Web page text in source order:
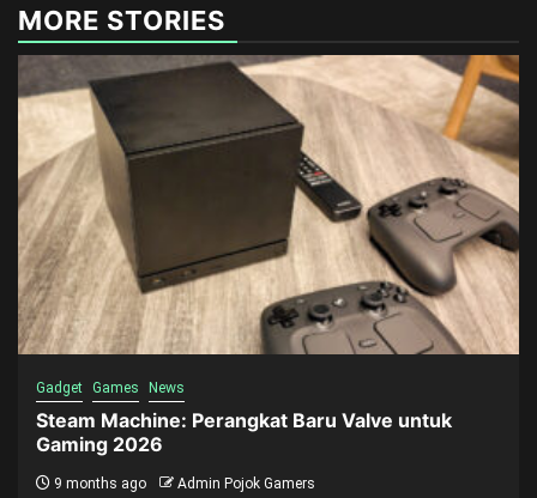
MORE STORIES
Gadget Games News
Steam Machine: Perangkat Baru Valve untuk
Gaming 2026
9 months ago Admin Pojok Gamers